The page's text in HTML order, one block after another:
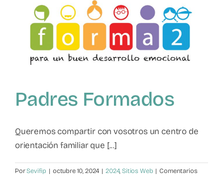
con
conductas
conflictivas»
Padres Formados
Queremos compartir con vosotros un centro de
orientación familiar que [...]
PorSevifip | octubre 10, 2024 | 2024,Sitios Web | Comentarios